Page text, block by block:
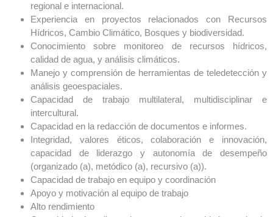
regional e internacional.
Experiencia en proyectos relacionados con Recursos
Hídricos, Cambio Climático, Bosques y biodiversidad.
Conocimiento sobre monitoreo de recursos hídricos,
calidad de agua, y análisis climáticos.
Manejo y comprensión de herramientas de teledetección y
análisis geoespaciales.
Capacidad de trabajo multilateral, multidisciplinar e
intercultural.
Capacidad en la redacción de documentos e informes.
Integridad, valores éticos, colaboración e innovación,
capacidad de liderazgo y autonomía de desempeño
(organizado (a), metódico (a), recursivo (a)).
Capacidad de trabajo en equipo y coordinación
Apoyo y motivación al equipo de trabajo
Alto rendimiento